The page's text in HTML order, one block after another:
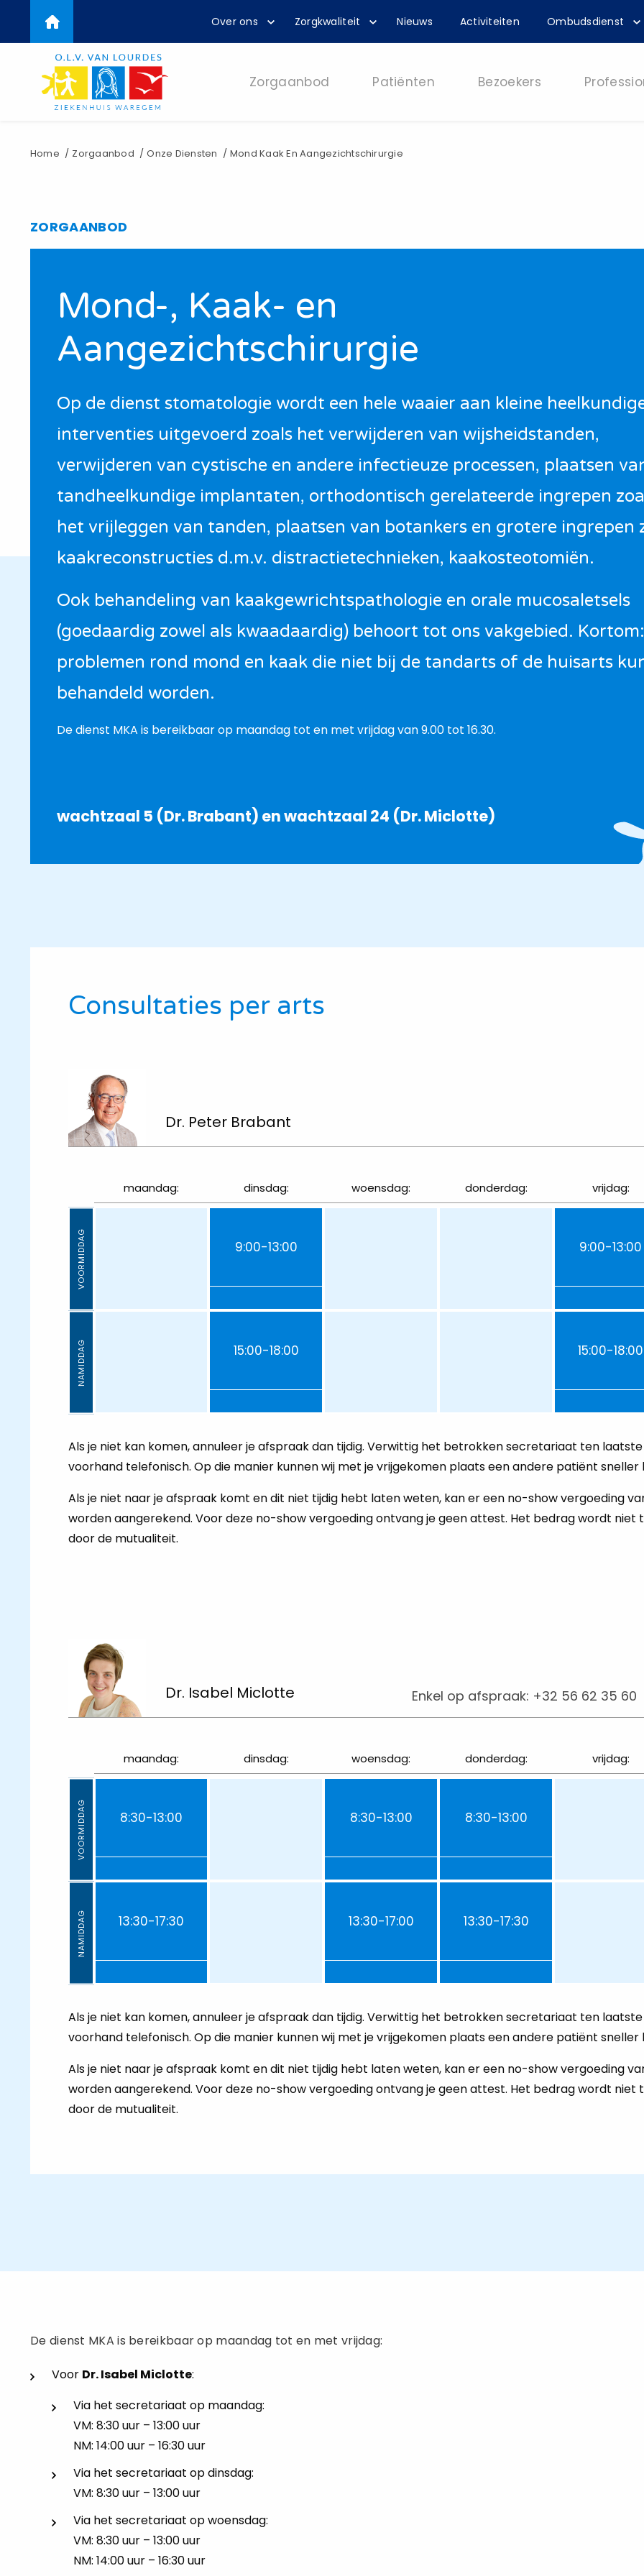
naar
Top
menu
Over ons Zorgkwaliteit Nieuws Activiteiten Ombudsdienst
Zorgaanbod Patiënten Bezoekers
Kruimelpad
Home Zorgaanbod Onze Diensten Mond Kaak En Aangezichtschirurgie
ZORGAANBOD
Mond-, Kaak- en
Aangezichtschirurgie
Op de dienst stomatologie wordt een hele waaier aan kleine
interventies uitgevoerd zoals het verwijderen van wijsheidstanden,
verwijderen van cystische en andere infectieuze processen, plaatsen
tandheelkundige implantaten, orthodontisch gerelateerde ingrepen
het vrijleggen van tanden, plaatsen van botankers en grotere ingrepen
kaakreconstructies d.m.v. distractietechnieken, kaakosteotomiën.
Ook behandeling van kaakgewrichtspathologie en orale mucosaletsels
(goedaardig zowel als kwaadaardig) behoort tot ons vakgebied.
problemen rond mond en kaak die niet bij de tandarts of de huisarts
behandeld worden.
De dienst MKA is bereikbaar op maandag tot en met vrijdag van 9.00 tot 16.30.
wachtzaal 5 (Dr. Brabant) en wachtzaal 24 (Dr. Miclotte)
Consultaties per arts
Dr. Peter Brabant
VOORMIDDAG
NAMIDDAG
maandag: dinsdag:
9:00-13:00
15:00-18:00
woensdag: donderdag: vrijdag:
9:00-13:00
15:00-18:00
Als je niet kan komen, annuleer je afspraak dan tijdig. Verwittig het betrokken secretariaat ten
voorhand telefonisch. Op die manier kunnen wij met je vrijgekomen plaats een andere patiënt sneller
Als je niet naar je afspraak komt en dit niet tijdig hebt laten weten, kan er een no-show vergoeding
worden aangerekend. Voor deze no-show vergoeding ontvang je geen attest. Het bedrag wordt niet
door de mutualiteit.
Dr. Isabel Miclotte Enkel op afspraak: +32 56 62 35 60
VOORMIDDAG
NAMIDDAG
maandag:
8:30-13:00
13:30-17:30
dinsdag: woensdag:
8:30-13:00
13:30-17:00
donderdag:
8:30-13:00
13:30-17:30
vrijdag:
Als je niet kan komen, annuleer je afspraak dan tijdig. Verwittig het betrokken secretariaat ten
voorhand telefonisch. Op die manier kunnen wij met je vrijgekomen plaats een andere patiënt sneller
Als je niet naar je afspraak komt en dit niet tijdig hebt laten weten, kan er een no-show vergoeding
worden aangerekend. Voor deze no-show vergoeding ontvang je geen attest. Het bedrag wordt niet
door de mutualiteit.
De dienst MKA is bereikbaar op maandag tot en met vrijdag:
Voor Dr. Isabel Miclotte:
Via het secretariaat op maandag:
VM: 8:30 uur – 13:00 uur
NM: 14:00 uur – 16:30 uur
Via het secretariaat op dinsdag:
VM: 8:30 uur – 13:00 uur
Via het secretariaat op woensdag:
VM: 8:30 uur – 13:00 uur
NM: 14:00 uur – 16:30 uur